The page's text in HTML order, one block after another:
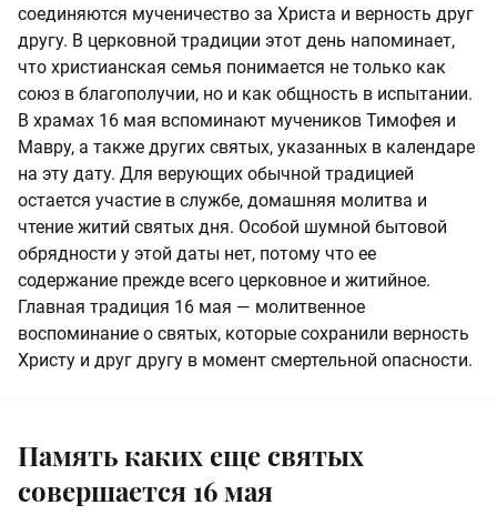
соединяются мученичество за Христа и верность друг
другу. В церковной традиции этот день напоминает,
что христианская семья понимается не только как
союз в благополучии, но и как общность в испытании.
В храмах 16 мая вспоминают мучеников Тимофея и
Мавру, а также других святых, указанных в календаре
на эту дату. Для верующих обычной традицией
остается участие в службе, домашняя молитва и
чтение житий святых дня. Особой шумной бытовой
обрядности у этой даты нет, потому что ее
содержание прежде всего церковное и житийное.
Главная традиция 16 мая — молитвенное
воспоминание о святых, которые сохранили верность
Христу и друг другу в момент смертельной опасности.
Память каких еще святых
совершается 16 мая